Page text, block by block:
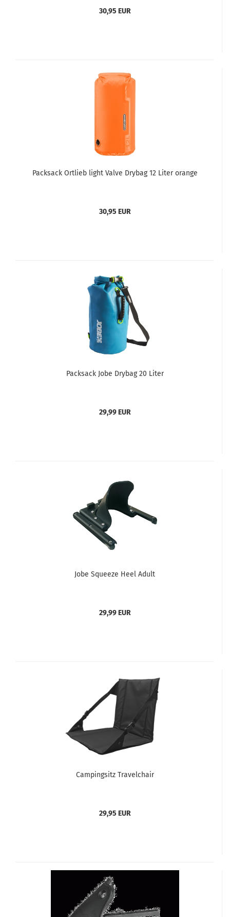
30,95 EUR
Packsack Ortlieb light Valve Drybag 12 Liter orange
30,95 EUR
Packsack Jobe Drybag 20 Liter
29,99 EUR
Jobe Squeeze Heel Adult
29,99 EUR
Campingsitz Travelchair
29,95 EUR